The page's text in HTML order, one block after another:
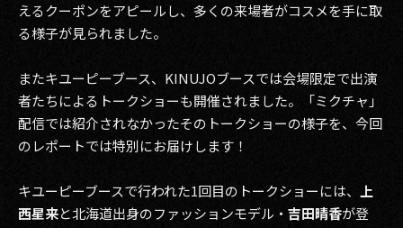
えるクーポンをアピールし、多くの来場者がコスメを手に取
る様子が見られました。
またキユーピーブース、KINUJOブースでは会場限定で出演
者たちによるトークショーも開催されました。「ミクチャ」
配信では紹介されなかったそのトークショーの様子を、今回
のレポートでは特別にお届けします！
キユーピーブースで行われた1回目のトークショーには、
上
西星来と北海道出身のファッションモデル・ 吉田晴香が登